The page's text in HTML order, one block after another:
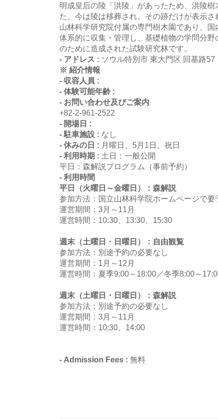
明成皇后の陵「洪陵」があったため、洪陵
た。今は陵は移葬され、その跡だけが表示
山林科学研究院付属の専門樹木園であり、
体系的に収集・管理し、基礎植物の学問分
のために造成された試験研究林です。
- アドレス : ソウル特別市 東大門区 回基路57
※ 紹介情報
- 収容人員 :
- 体験可能年齢 :
- お問い合わせ及びご案内
+82-2-961-2522
- 開場日 :
- 駐車施設 : なし
- 休みの日 : 月曜日、5月1日、祝日
- 利用時期 : 土日：一般公開
平日：森解説プログラム（事前予約）
- 利用時間
平日（火曜日～金曜日）：森解説
参加方法：国立山林科学院ホームページで要
運営期間：3月～11月
運営時間：10:30、13:30、15:30
週末（土曜日・日曜日）：自由観覧
参加方法：別途予約の必要なし
運営期間：1月～12月
運営時間：夏季9:00～18:00／冬季8:00～
週末（土曜日・日曜日）：森解説
参加方法：別途予約の必要なし
運営期間：3月～11月
運営時間：10:30、14:00
- Admission Fees : 無料